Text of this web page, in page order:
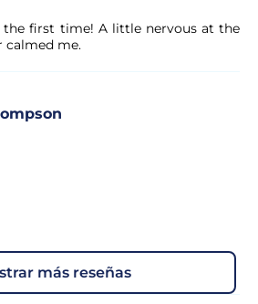
the first time! A little nervous at the
calmed me.
más reseñas